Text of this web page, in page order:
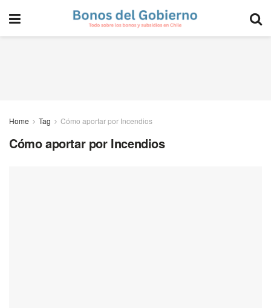
Home Tag Cómo aportar por Incendios
Cómo aportar por Incendios